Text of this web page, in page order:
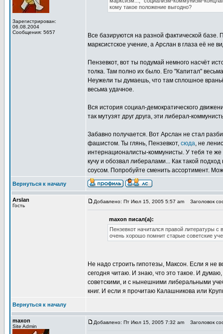
Зарегистрирован:
06.08.2004
Сообщения: 5657
кому такое положение выгодно?
Все базируются на разной фактической базе.
марксистское учение, а Арслан в глаза её не
Пензевкот, вот ты подумай немного насчёт
толка. Там полно их было. Его "Капитал"
Неужели ты думаешь, что там сплошное
весьма удачное.
Вся история социал-демократического
так мутузят друг друга, эти либерал-
Забавно получается. Вот Арслан не стал
фашистом. Ты глянь, Пензевкот, сюда, не
интернационалисты-коммунисты. У тебя те же
кучу и обозвал либералами... Как такой
соусом. Попробуйте сменить ассортимент.
Вернуться к началу
Arslan
Гость
Добавлено: Пт Июл 15, 2005 5:57 am Заголовок
maxon писал(а):
Пензевкот начитался правой литературы
очень хорошо помнит старые советские
Не надо строить гипотезы, Максон. Если я не
сегодня читаю. И знаю, что это такое. И
советскими, и с нынешними либеральными
книг. И если я прочитаю Калашникова или
Вернуться к началу
maxon
Site Admin
Добавлено: Пт Июл 15, 2005 7:32 am Заголовок